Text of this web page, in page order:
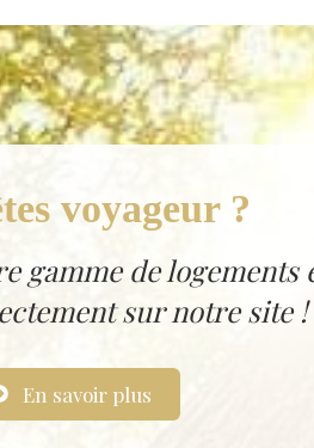
voyageur ?
gamme de logements
sur notre site !
En savoir plus